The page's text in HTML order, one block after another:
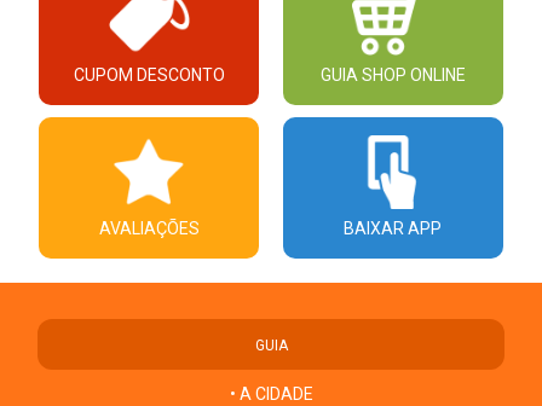
CUPOM DESCONTO GUIA SHOP ONLINE
AVALIAÇÕES BAIXAR APP
GUIA
• A CIDADE